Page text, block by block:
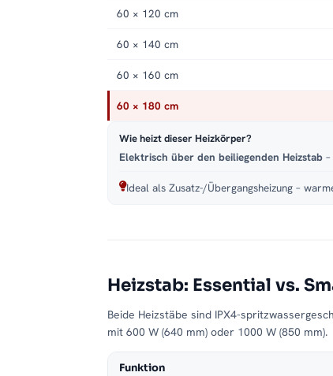
60 × 120 cm
60 × 140 cm
60 × 160 cm
60 × 180 cm
Wie heizt dieser Heizkörper?
Elektrisch über den beiliegenden Heizstab
Ideal als Zusatz-/Übergangsheizung –
Heizstab: Essential vs.
Beide Heizstäbe sind IPX4-
mit 600 W (640 mm) oder 1000 W (850 mm).
Funktion